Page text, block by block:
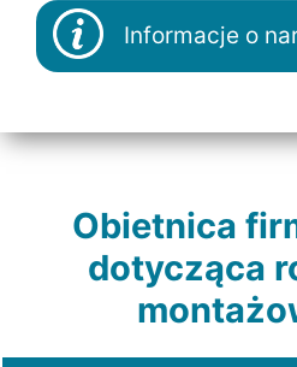
Informacje o
Obietnica
dotycząca